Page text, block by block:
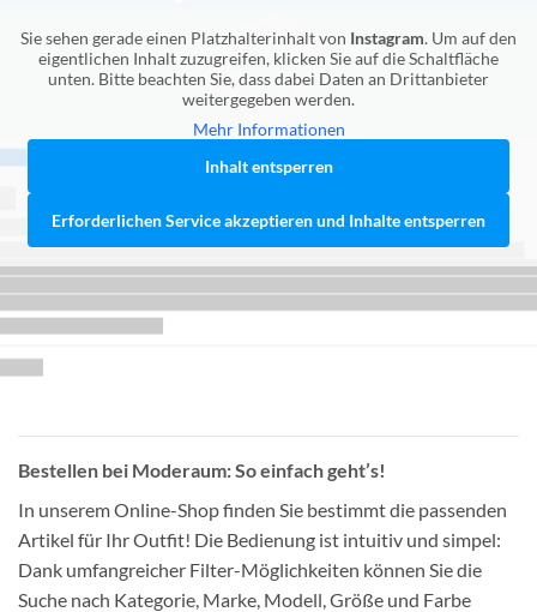
Sie sehen gerade einen Platzhalterinhalt von Instagram. Um auf den
eigentlichen Inhalt zuzugreifen, klicken Sie auf die Schaltfläche
unten. Bitte beachten Sie, dass dabei Daten an Drittanbieter
weitergegeben werden.
Mehr Informationen
Inhalt entsperren
Erforderlichen Service akzeptieren und Inhalte entsperren
Bestellen bei Moderaum: So einfach geht’s!
In unserem Online-Shop finden Sie bestimmt die passenden
Artikel für Ihr Outfit! Die Bedienung ist intuitiv und simpel:
Dank umfangreicher Filter-Möglichkeiten können Sie die
Suche nach Kategorie, Marke, Modell, Größe und Farbe